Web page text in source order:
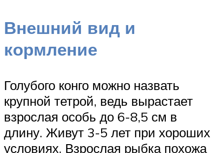
Внешний вид и
кормление
Голубого конго можно назвать
крупной тетрой, ведь вырастает
взрослая особь до 6-8,5 см в
длину. Живут 3-5 лет при хороших
условиях. Взрослая рыбка похожа